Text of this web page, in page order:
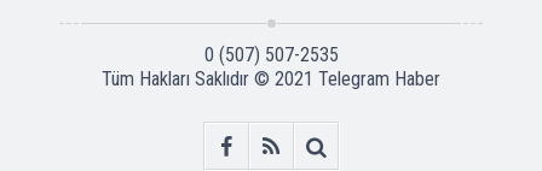
0 (507) 507-2535
Tüm Hakları Saklıdır © 2021 Telegram Haber